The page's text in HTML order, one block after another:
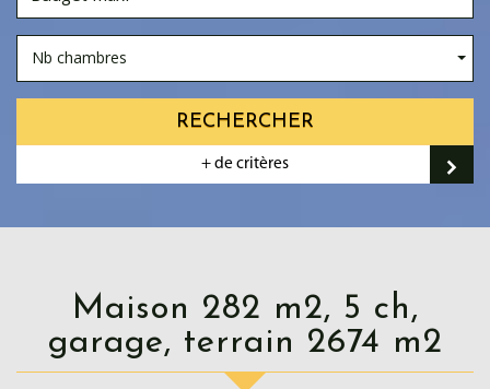
Nb chambres
RECHERCHER
+ de critères
Maison 282 m2, 5 ch,
garage, terrain 2674 m2